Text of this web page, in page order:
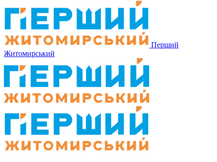
Перший
Житомирський